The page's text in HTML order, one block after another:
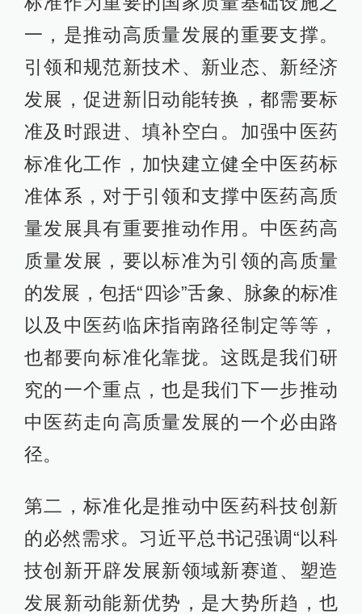
一，是推动高质量发展的重要支撑。
引领和规范新技术、新业态、新经济
发展，促进新旧动能转换，都需要标
准及时跟进、填补空白。加强中医药
标准化工作，加快建立健全中医药标
准体系，对于引领和支撑中医药高质
量发展具有重要推动作用。中医药高
质量发展，要以标准为引领的高质量
的发展，包括“四诊”舌象、脉象的标准
以及中医药临床指南路径制定等等，
也都要向标准化靠拢。这既是我们研
究的一个重点，也是我们下一步推动
中医药走向高质量发展的一个必由路
径。
第二，标准化是推动中医药科技创新
的必然需求。习近平总书记强调“以科
技创新开辟发展新领域新赛道、塑造
发展新动能新优势，是大势所趋，也